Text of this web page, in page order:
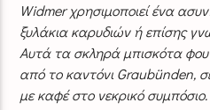
Widmer χρησιμοποιεί ένα
ξυλάκια καρυδιών ή επίσης
Αυτά τα σκληρά μπισκότα
από το καντόνι Graubünden,
με καφέ στο νεκρικό συμπόσιο.